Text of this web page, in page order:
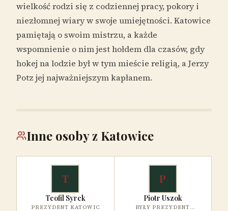
wielkość rodzi się z codziennej pracy, pokory i
niezłomnej wiary w swoje umiejętności. Katowice
pamiętają o swoim mistrzu, a każde
wspomnienie o nim jest hołdem dla czasów, gdy
hokej na lodzie był w tym mieście religią, a Jerzy
Potz jej najważniejszym kapłanem.
Inne osoby z Katowice
T
Teofil Syrek
PREZYDENT KATOWIC
P
Piotr Uszok
BYŁY PREZYDENT